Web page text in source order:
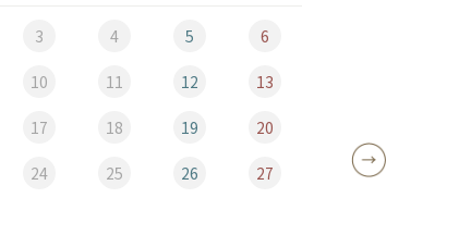
3 4 5 6
10 11 12 13
17 18 19 20
24 25 26 27